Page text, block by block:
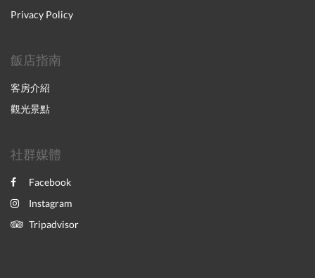
Privacy Policy
飯店指南
客房介紹
觀光景點
社群媒體
Facebook
Instagram
Tripadvisor